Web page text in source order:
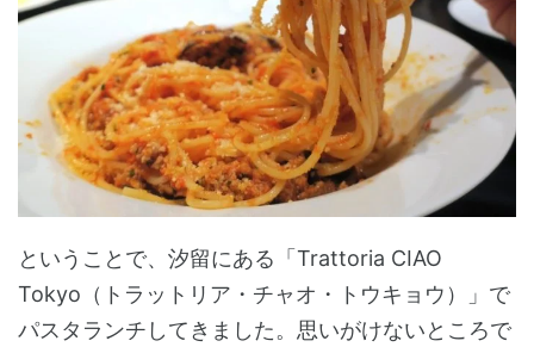
ということで、汐留にある「Trattoria CIAO
Tokyo（トラットリア・チャオ・トウキョウ）」で
パスタランチしてきました。思いがけないところで